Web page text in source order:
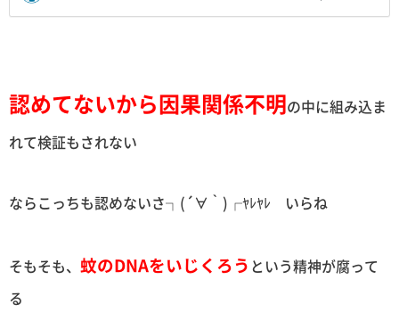
認めてないから因果関係不明の中に組み込ま
れて検証もされない
ならこっちも認めないさ┐(´∀｀)┌ﾔﾚﾔﾚ いらね
そもそも、 蚊のDNAをいじくろう という精神が腐って
る